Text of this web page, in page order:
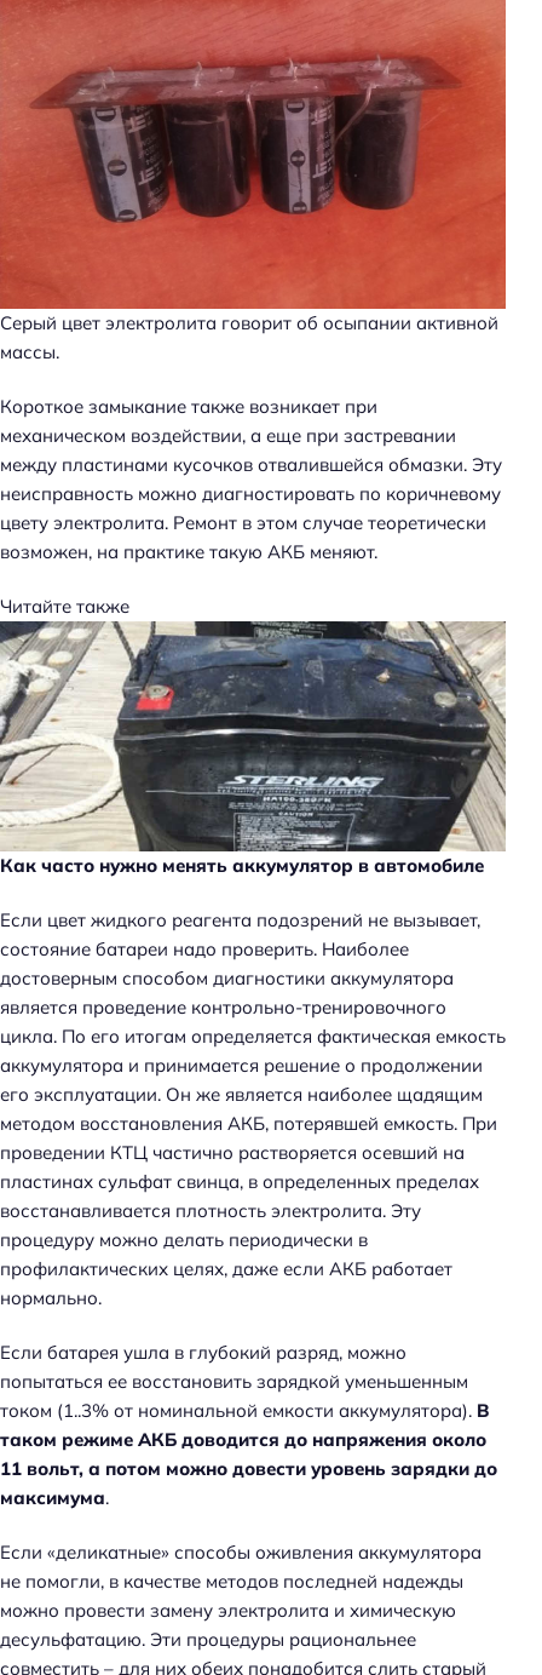
Серый цвет электролита говорит об осыпании активной
массы.
Короткое замыкание также возникает при
механическом воздействии, а еще при застревании
между пластинами кусочков отвалившейся обмазки. Эту
неисправность можно диагностировать по коричневому
цвету электролита. Ремонт в этом случае теоретически
возможен, на практике такую АКБ меняют.
Читайте также
Как часто нужно менять аккумулятор в автомобиле
Если цвет жидкого реагента подозрений не вызывает,
состояние батареи надо проверить. Наиболее
достоверным способом диагностики аккумулятора
является проведение контрольно-тренировочного
цикла. По его итогам определяется фактическая емкость
аккумулятора и принимается решение о продолжении
его эксплуатации. Он же является наиболее щадящим
методом восстановления АКБ, потерявшей емкость. При
проведении КТЦ частично растворяется осевший на
пластинах сульфат свинца, в определенных пределах
восстанавливается плотность электролита. Эту
процедуру можно делать периодически в
профилактических целях, даже если АКБ работает
нормально.
Если батарея ушла в глубокий разряд, можно
попытаться ее восстановить зарядкой уменьшенным
током (1..3% от номинальной емкости аккумулятора). В
таком режиме АКБ доводится до напряжения около
11 вольт, а потом можно довести уровень зарядки до
максимума.
Если «деликатные» способы оживления аккумулятора
не помогли, в качестве методов последней надежды
можно провести замену электролита и химическую
десульфатацию. Эти процедуры рациональнее
совместить – для них обеих понадобится слить старый